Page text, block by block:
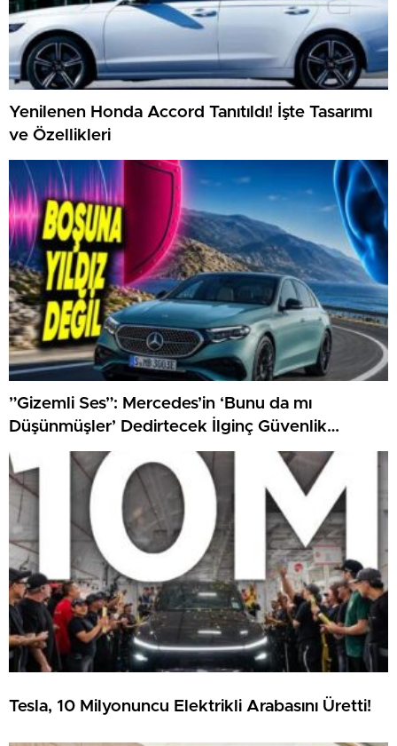
Yenilenen Honda Accord Tanıtıldı! İşte Tasarımı
ve Özellikleri
”Gizemli Ses”: Mercedes’in ‘Bunu da mı
Düşünmüşler’ Dedirtecek İlginç Güvenlik
Özelliği
Tesla, 10 Milyonuncu Elektrikli Arabasını Üretti!